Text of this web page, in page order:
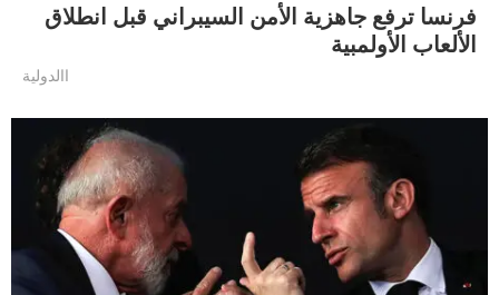
فرنسا ترفع جاهزية الأمن السيبراني قبل انطلاق
الألعاب الأولمبية
االدولية